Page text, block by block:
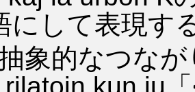
にして表現す
象的なつな